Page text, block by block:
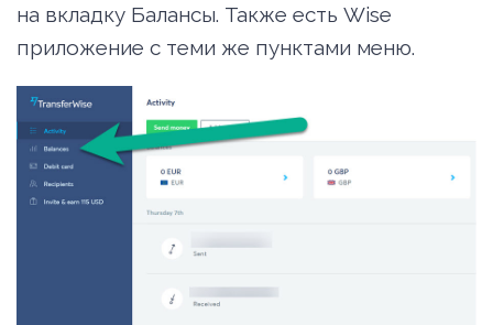
на вкладку Балансы. Также есть Wise
приложение с теми же пунктами меню.